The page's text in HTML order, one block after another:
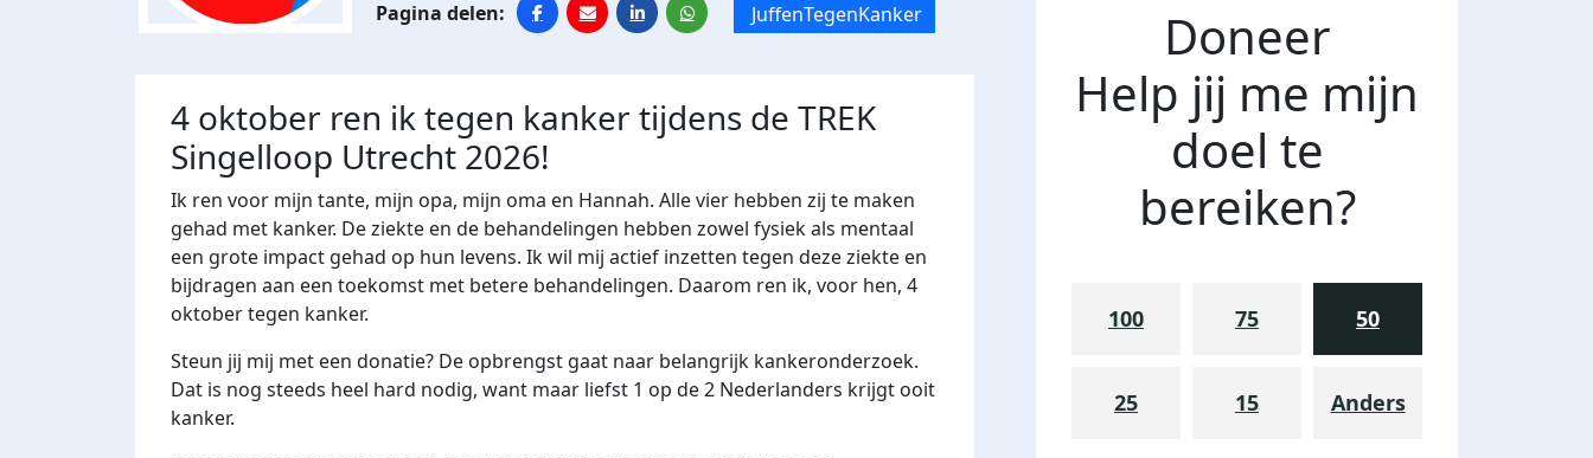
JuffenTegenKanker
4 oktober ren ik tegen kanker tijdens de TREK
Singelloop Utrecht 2026!
Ik ren voor mijn tante, mijn opa, mijn oma en Hannah. Alle vier hebben zij te maken
gehad met kanker. De ziekte en de behandelingen hebben zowel fysiek als mentaal
een grote impact gehad op hun levens. Ik wil mij actief inzetten tegen deze ziekte en
bijdragen aan een toekomst met betere behandelingen. Daarom ren ik, voor hen, 4
oktober tegen kanker.
Steun jij mij met een donatie? De opbrengst gaat naar belangrijk kankeronderzoek.
Dat is nog steeds heel hard nodig, want maar liefst 1 op de 2 Nederlanders krijgt ooit
kanker.
Doneer
Help jij me mijn
doel te
bereiken?
100 75 50
25 15 Anders